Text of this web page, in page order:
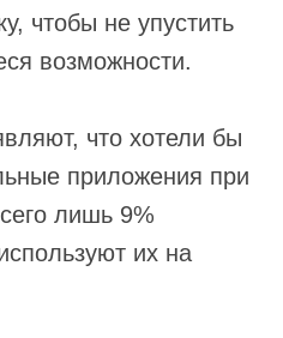
чтобы не упустить
возможности.
что хотели бы
приложения при
лишь 9%
их на